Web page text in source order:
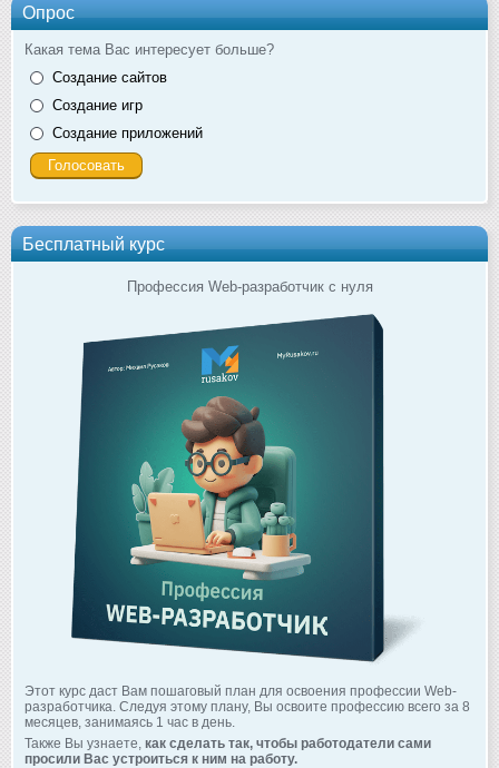
Опрос
Какая тема Вас интересует больше?
Создание сайтов
Создание игр
Создание приложений
Бесплатный курс
Профессия Web-разработчик с нуля
Этот курс даст Вам пошаговый план для освоения профессии Web-
разработчика. Следуя этому плану, Вы освоите профессию всего за 8
месяцев, занимаясь 1 час в день.
Также Вы узнаете, как сделать так, чтобы работодатели сами
просили Вас устроиться к ним на работу.